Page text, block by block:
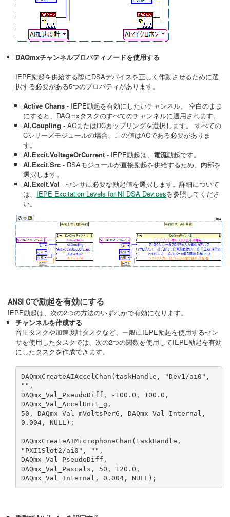
DAQmxチャンネルプロパティノードを使用する
IEPE励起を供給する際にDSAデバイスを正しく作動させるために選
択する必要がある5つのプロパティがあります。
Active Chans - IEPE励起を有効にしたいチャンネル。 空白のまま
にすると、DAQmxタスクのすべてのチャンネルに適用されます。
AI.Coupling - ACまたはDCカップリングを選択します。 すべての
Cシリーズモジュールの場合、この値はACである必要がありま
す。
AI.Excit.VoltageOrCurrent - IEPE励起は、 電流励起です。
AI.Excit.Src - DSAモジュールが直接励起を供給するため、内部を
選択します。
AI.Excit.Val - センサに必要な励起値を選択します。詳細について
は、 IEPE Excitation Levels for NI DSA Devicesを参照してくださ
い。
ANSI Cで励起を有効にする
IEPE励起は、次の2つの方法のいずれかで有効になります。
チャンネルを作成する
音圧タスクや加速度計タスクなど、一般にIEPE励起を使用するセン
サを使用したタスクでは、次の2つの関数を使用してIEPE励起を有効
にしたタスクを作成できます。
DAQmxCreateAIAccelChan(taskHandle, "Dev1/ai0",
"",
DAQmx_Val_PseudoDiff, -100.0, 100.0,
DAQmx_Val_AccelUnit_g,
50, DAQmx_Val_mVoltsPerG, DAQmx_Val_Internal,
0.004, NULL);
DAQmxCreateAIMicrophoneChan(taskHandle,
"PXI1Slot2/ai0", "",
DAQmx_Val_PseudoDiff,
DAQmx_Val_Pascals, 50, 120.0,
DAQmx_Val_Internal, 0.004, NULL);